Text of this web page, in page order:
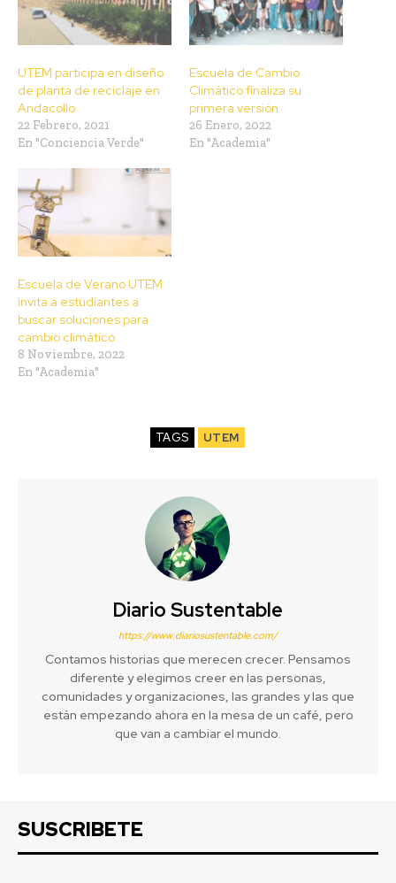
UTEM participa en diseño
de planta de reciclaje en
Andacollo
22 Febrero, 2021
En "Conciencia Verde"
Escuela de Cambio
Climático finaliza su
primera versión
26 Enero, 2022
En "Academia"
Escuela de Verano UTEM
invita a estudiantes a
buscar soluciones para
cambio climático
8 Noviembre, 2022
En "Academia"
TAGS UTEM
Diario Sustentable
https://www.diariosustentable.com/
Contamos historias que merecen crecer. Pensamos
diferente y elegimos creer en las personas,
comunidades y organizaciones, las grandes y las que
están empezando ahora en la mesa de un café, pero
que van a cambiar el mundo.
SUSCRIBETE